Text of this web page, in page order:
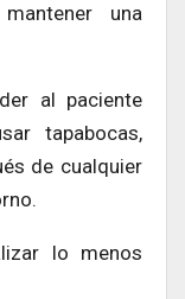
una
al paciente
tapabocas,
de cualquier
lo menos